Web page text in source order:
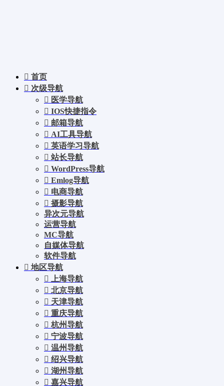
首页
次级导航
医学导航
IOS快捷指令
邮箱导航
AI工具导航
英语学习导航
站长导航
WordPress导航
Emlog导航
电商导航
摄影导航
异次元导航
运营导航
MC导航
自媒体导航
软件导航
地区导航
上海导航
北京导航
天津导航
重庆导航
杭州导航
宁波导航
温州导航
绍兴导航
湖州导航
嘉兴导航